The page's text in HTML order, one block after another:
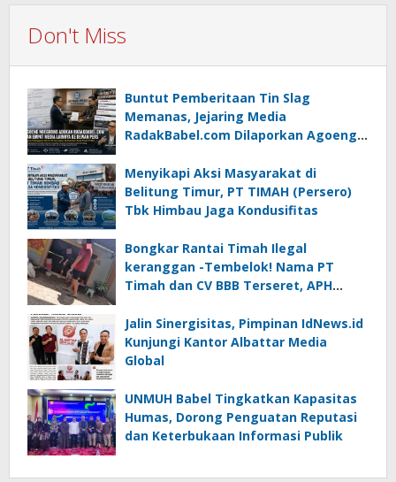
Don't Miss
Buntut Pemberitaan Tin Slag
Memanas, Jejaring Media
RadakBabel.com Dilaporkan Agoeng
Menyikapi Aksi Masyarakat di
Belitung Timur, PT TIMAH (Persero)
Tbk Himbau Jaga Kondusifitas
Bongkar Rantai Timah Ilegal
keranggan -Tembelok! Nama PT
Timah dan CV BBB Terseret, APH
Jalin Sinergisitas, Pimpinan IdNews.id
Kunjungi Kantor Albattar Media
Global
UNMUH Babel Tingkatkan Kapasitas
Humas, Dorong Penguatan Reputasi
dan Keterbukaan Informasi Publik